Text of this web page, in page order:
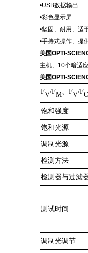
•USB数据输出
•彩色显示屏
•坚固、耐用、适
•手持式操作、提
美国OPTI-
主机、 10个暗适
美国OPTI-
FV/FM 、FV/F
饱和强度
饱和光源
调制光源
检测方法
检测器与过滤
测试时间
调制光调节